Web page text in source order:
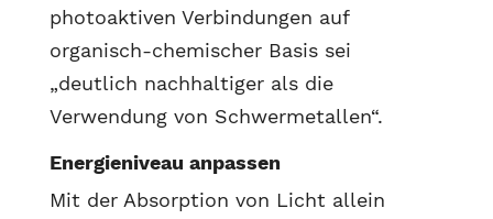
photoaktiven Verbindungen auf
organisch-chemischer Basis sei
„deutlich nachhaltiger als die
Verwendung von Schwermetallen“.
Energieniveau anpassen
Mit der Absorption von Licht allein